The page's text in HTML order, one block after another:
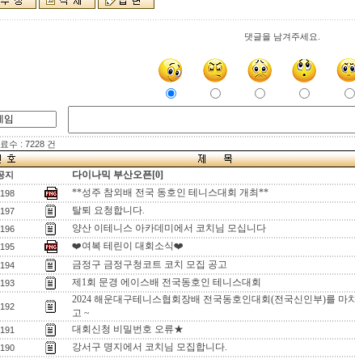
댓글을 남겨주세요.
수 : 7228 건
지 다이나믹 부산오픈[0]
**성주 참외배 전국 동호인 테니스대회 개최**
탈퇴 요청합니다.
양산 이테니스 아카데미에서 코치님 모십니다
❤️여복 테린이 대회소식❤️
금정구 금정구청코트 코치 모집 공고
제1회 문경 에이스배 전국동호인 테니스대회
2024 해운대구테니스협회장배 전국동호인대회(전국신인부)를 마치
고 ~
대회신청 비밀번호 오류★
강서구 명지에서 코치님 모집합니다.